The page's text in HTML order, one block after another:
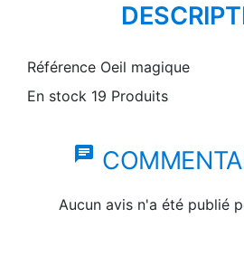
Référence Oeil magique
En stock 19 Produits
chat
Aucun avis n'a été publié